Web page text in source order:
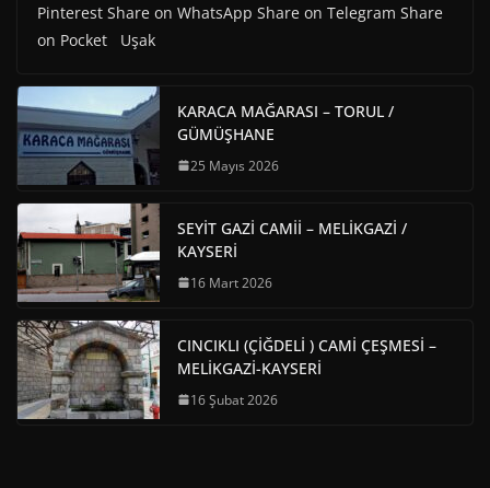
Pinterest Share on WhatsApp Share on Telegram Share
on Pocket Uşak
KARACA MAĞARASI – TORUL /
GÜMÜŞHANE
25 Mayıs 2026
SEYİT GAZİ CAMİİ – MELİKGAZİ /
KAYSERİ
16 Mart 2026
CINCIKLI (ÇİĞDELİ ) CAMİ ÇEŞMESİ –
MELİKGAZİ-KAYSERİ
16 Şubat 2026